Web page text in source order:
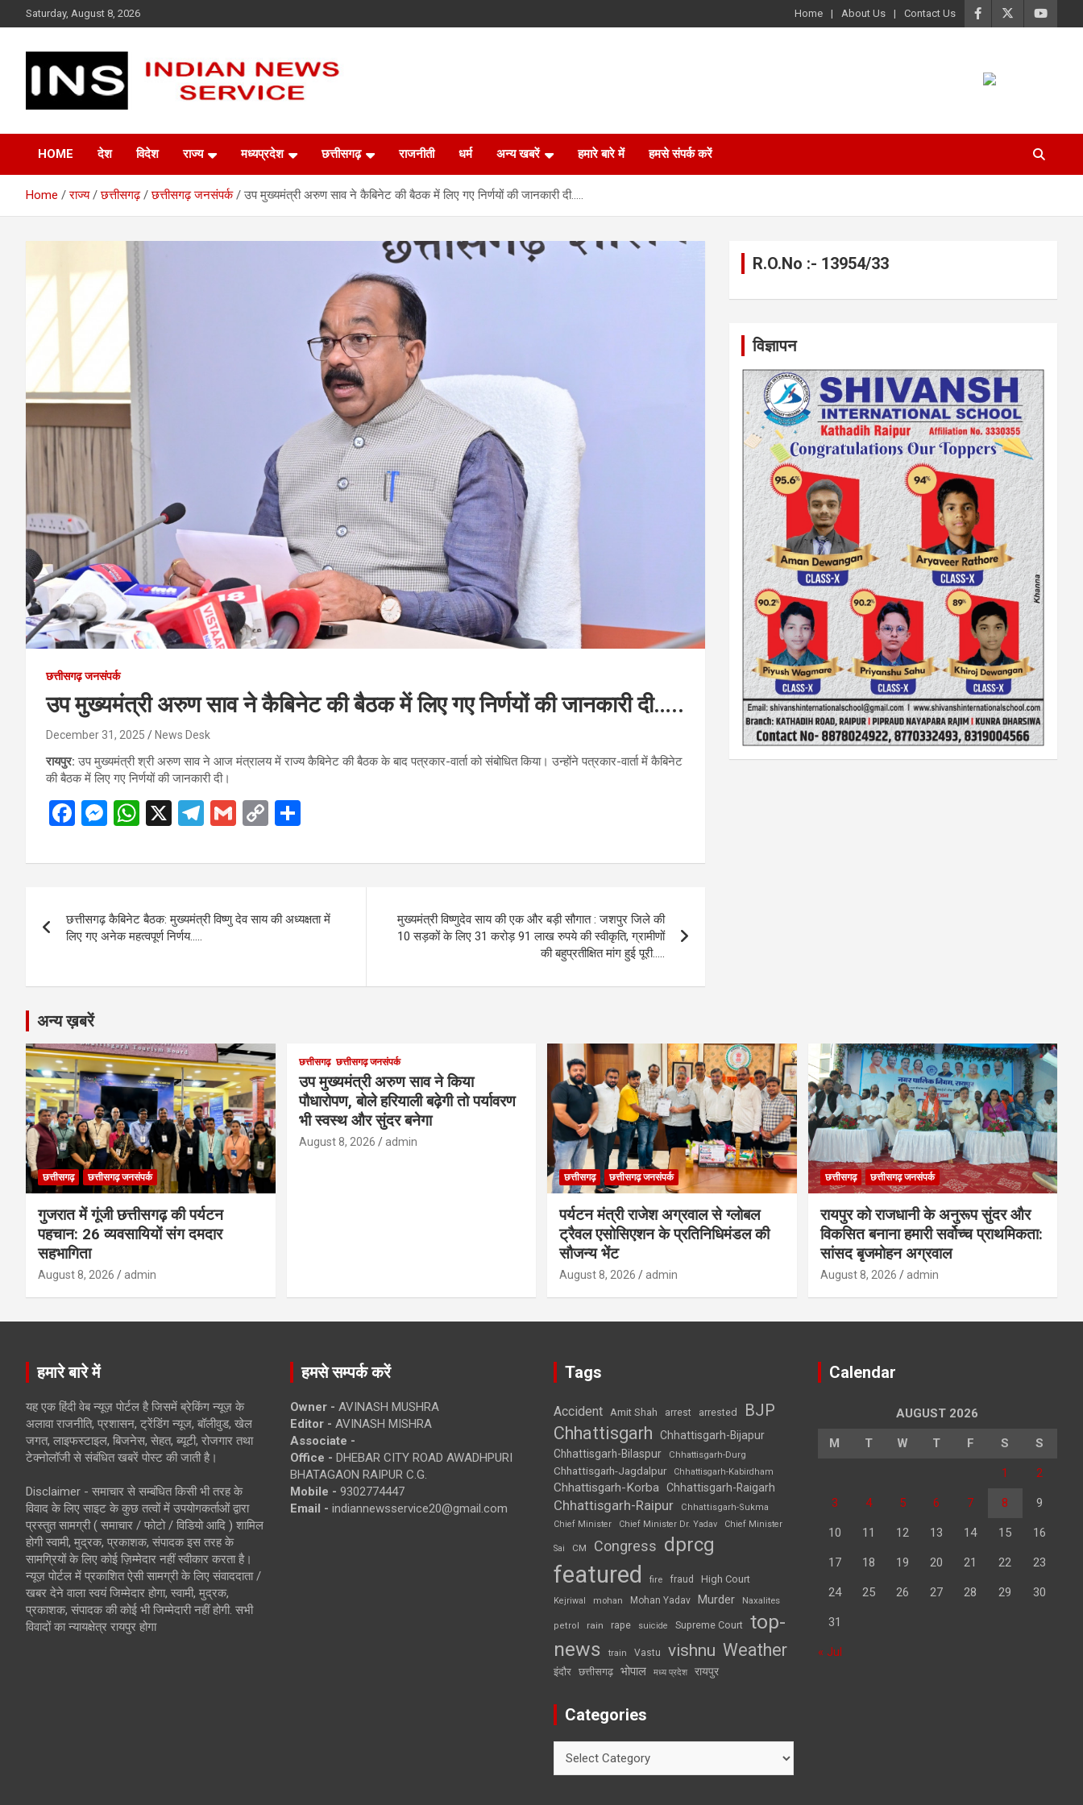
to
Saturday, August 8, 2026 Home About Us Contact Us
Indian News Service
HOME देश विदेश राज्य मध्यप्रदेश छत्तीसगढ़ राजनीती धर्म अन्य खबरें हमारे बारे में हमसे संपर्क करें
Home राज्य छत्तीसगढ़ छत्तीसगढ़ जनसंपर्क उप मुख्यमंत्री अरुण साव ने कैबिनेट की बैठक में लिए गए निर्णयों की जानकारी दी…..
छत्तीसगढ़ जनसंपर्क
उप मुख्यमंत्री अरुण साव ने कैबिनेट की बैठक में लिए गए निर्णयों की जानकारी दी…..
December 31, 2025 News Desk
रायपुर:उप मुख्यमंत्री श्री अरुण साव ने आज मंत्रालय में राज्य कैबिनेट की बैठक के बाद पत्रकार-वार्ता को संबोधित किया। उन्होंने पत्रकार-वार्ता में कैबिनेट
की बैठक में लिए गए निर्णयों की जानकारी दी।
F
ce
o
o
M
se
g
er
W
at
A
p
X
T
e
a
G
ail
C
py
n
ar
navigation
छत्तीसगढ़ कैबिनेट बैठक: मुख्यमंत्री विष्णु देव साय की अध्यक्षता में
लिए गए अनेक महत्वपूर्ण निर्णय…..
मुख्यमंत्री विष्णुदेव साय की एक और बड़ी सौगात : जशपुर जिले की
10 सड़कों के लिए 31 करोड़ 91 लाख रुपये की स्वीकृति, ग्रामीणों
की बहुप्रतीक्षित मांग हुई पूरी…..
R.O.No :- 13954/33
विज्ञापन
अन्य ख़बरें
छत्तीसगढ़ छत्तीसगढ़ जनसंपर्क
गुजरात में गूंजी छत्तीसगढ़ की पर्यटन
पहचान: 26 व्यवसायियों संग दमदार
सहभागिता
August 8, 2026 admin
छत्तीसगढ़ छत्तीसगढ़ जनसंपर्क
उप मुख्यमंत्री अरुण साव ने किया
पौधारोपण, बोले हरियाली बढ़ेगी तो पर्यावरण
भी स्वस्थ और सुंदर बनेगा
August 8, 2026 admin
छत्तीसगढ़ छत्तीसगढ़ जनसंपर्क
पर्यटन मंत्री राजेश अग्रवाल से ग्लोबल
ट्रैवल एसोसिएशन के प्रतिनिधिमंडल की
सौजन्य भेंट
August 8, 2026 admin
छत्तीसगढ़ छत्तीसगढ़ जनसंपर्क
रायपुर को राजधानी के अनुरूप सुंदर और
विकसित बनाना हमारी सर्वोच्च प्राथमिकता:
सांसद बृजमोहन अग्रवाल
August 8, 2026 admin
हमारे बारे में
यह एक हिंदी वेब न्यूज़ पोर्टल है जिसमें ब्रेकिंग न्यूज़ के
अलावा राजनीति, प्रशासन, ट्रेंडिंग न्यूज, बॉलीवुड, खेल
जगत, लाइफस्टाइल, बिजनेस, सेहत, ब्यूटी, रोजगार तथा
टेक्नोलॉजी से संबंधित खबरें पोस्ट की जाती है।
Disclaimer - समाचार से सम्बंधित किसी भी तरह के
विवाद के लिए साइट के कुछ तत्वों में उपयोगकर्ताओं द्वारा
प्रस्तुत सामग्री ( समाचार / फोटो / विडियो आदि ) शामिल
होगी स्वामी, मुद्रक, प्रकाशक, संपादक इस तरह के
सामग्रियों के लिए कोई ज़िम्मेदार नहीं स्वीकार करता है।
न्यूज़ पोर्टल में प्रकाशित ऐसी सामग्री के लिए संवाददाता /
खबर देने वाला स्वयं जिम्मेदार होगा, स्वामी, मुद्रक,
प्रकाशक, संपादक की कोई भी जिम्मेदारी नहीं होगी. सभी
विवादों का न्यायक्षेत्र रायपुर होगा
हमसे सम्पर्क करें
Owner - AVINASH MUSHRA
Editor - AVINASH MISHRA
Associate -
Office - DHEBAR CITY ROAD AWADHPURI
BHATAGAON RAIPUR C.G.
Mobile - 9302774447
Email - indiannewsservice20@gmail.com
Tags
Accident Amit Shah arrest arrested BJP
Chhattisgarh
Chhattisgarh-Bijapur
Chhattisgarh-Bilaspur
Chhattisgarh-Durg
Chhattisgarh-Jagdalpur Chhattisgarh-Kabirdham
Chhattisgarh-Korba Chhattisgarh-Raigarh
Chhattisgarh-Raipur
Chhattisgarh-Sukma
Chief Minister
Chief Minister Dr. Yadav Chief Minister
Sai CM Congress dprcg
featured fire fraud High Court
Kejriwal mohan Mohan Yadav Murder Naxalites
petrol rain rape suicide Supreme Court top-
news
train Vastu vishnu Weather
इंदौर छत्तीसगढ़ भोपाल मध्य प्रदेश रायपुर
Categories
Calendar
AUGUST 2026
M T W T F S S
1 2
3 4 5 6 7 8 9
10 11 12 13 14 15 16
17 18 19 20 21 22 23
24 25 26 27 28 29 30
31
« Jul